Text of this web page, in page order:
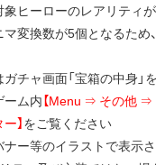
ヒーローのレアリティ
変換数が5個となるため
チャ画面「宝箱の中身」
ム内【Menu ⇒ その他
】をご覧ください
ー等のイラストで表示